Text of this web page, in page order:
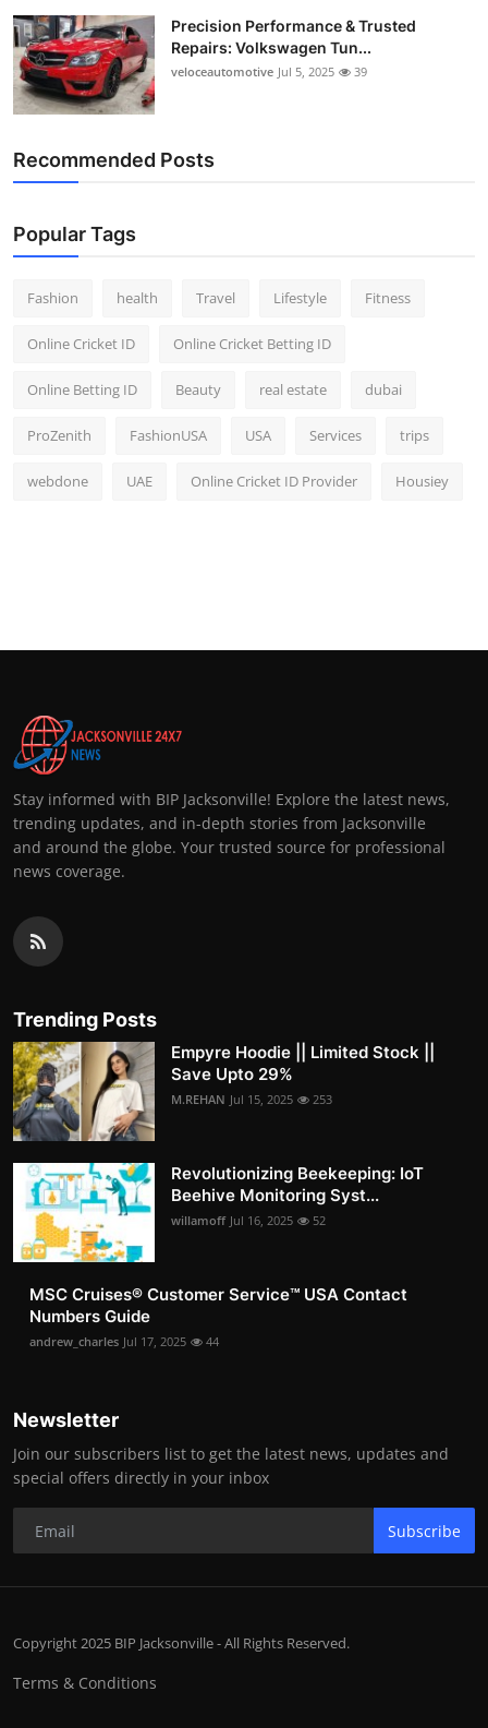
Precision Performance & Trusted
Repairs: Volkswagen Tun...
veloceautomotive Jul 5, 2025 39
Recommended Posts
Popular Tags
Fashion health Travel Lifestyle Fitness
Online Cricket ID Online Cricket Betting ID
Online Betting ID Beauty real estate dubai
ProZenith FashionUSA USA Services trips
webdone UAE Online Cricket ID Provider Housiey
Stay informed with BIP Jacksonville! Explore the latest news,
trending updates, and in-depth stories from Jacksonville
and around the globe. Your trusted source for professional
news coverage.
Trending Posts
Empyre Hoodie || Limited Stock ||
Save Upto 29%
M.REHAN Jul 15, 2025 253
Revolutionizing Beekeeping: IoT
Beehive Monitoring Syst...
willamoff Jul 16, 2025 52
MSC Cruises®️ Customer Service™️ USA Contact
Numbers Guide
andrew_charles Jul 17, 2025 44
Newsletter
Join our subscribers list to get the latest news, updates and
special offers directly in your inbox
Subscribe
Copyright 2025 BIP Jacksonville - All Rights Reserved.
Terms & Conditions